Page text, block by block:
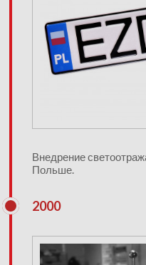
Внедрение
Польше.
2000